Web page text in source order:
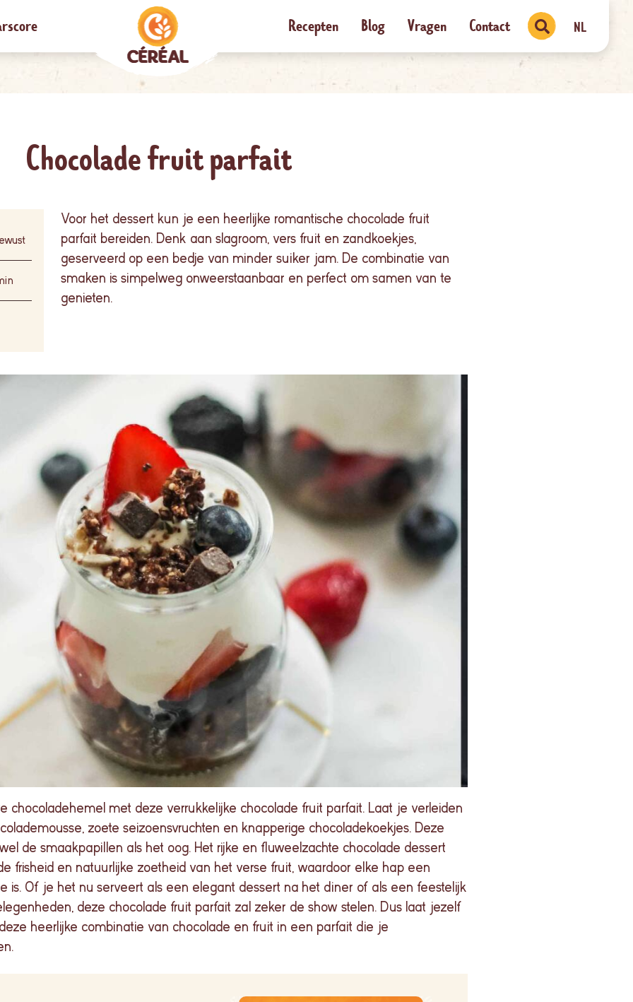
Recepten Blog Vragen Contact NL
Chocolade fruit parfait
Voor het dessert kun je een heerlijke romantische chocolade fruit
parfait bereiden. Denk aan slagroom, vers fruit en zandkoekjes,
geserveerd op een bedje van minder suiker jam. De combinatie van
smaken is simpelweg onweerstaanbaar en perfect om samen van te
genieten.
chocoladehemel met deze verrukkelijke chocolade fruit parfait. Laat je verleiden
zoete seizoensvruchten en knapperige chocoladekoekjes. Deze
de smaakpapillen als het oog. Het rijke en fluweelzachte chocolade dessert
frisheid en natuurlijke zoetheid van het verse fruit, waardoor elke hap een
is. Of je het nu serveert als een elegant dessert na het diner of als een feestelijk
deze chocolade fruit parfait zal zeker de show stelen. Dus laat jezelf
heerlijke combinatie van chocolade en fruit in een parfait die je